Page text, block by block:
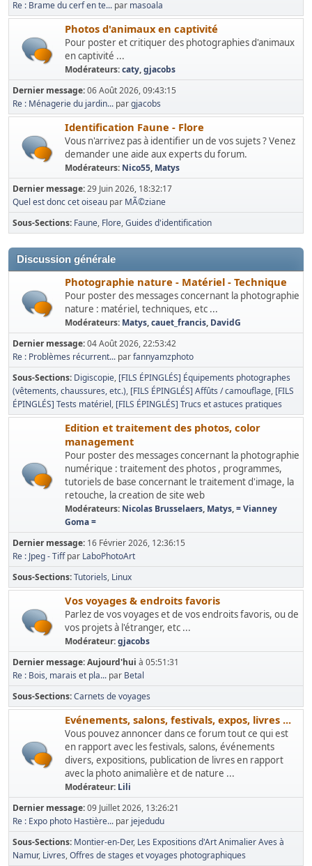
Re : Brame du cerf en te... par masoala
Photos d'animaux en captivité
Pour poster et critiquer des photographies d'animaux
en captivité ...
Modérateurs:caty,gjacobs
Dernier message:06 Août 2026, 09:43:15
Re : Ménagerie du jardin... pargjacobs
Identification Faune - Flore
Vous n'arrivez pas à identifier un de vos sujets ? Venez
demander une aide aux experts du forum.
Modérateurs: Nico55, Matys
Dernier message:29 Juin 2026, 18:32:17
Quel est donc cet oiseau par MÃ©ziane
Sous-Sections Faune Flore Guides d'identification
Discussion générale
Photographie nature - Matériel - Technique
Pour poster des messages concernant la photographie
nature : matériel, techniques, etc ...
Modérateurs: Matys,cauet_francis, DavidG
Dernier message:04 Août 2026, 22:53:42
Re : Problèmes récurrent... parfannyamzphoto
Sous-Sections Digiscopie [FILS ÉPINGLÉS] Équipements photographes
(vêtements, chaussures, etc.) [FILS ÉPINGLÉS] Affûts / camouflage [FILS
ÉPINGLÉS] Tests matériel [FILS ÉPINGLÉS] Trucs et astuces pratiques
Edition et traitement des photos, color
management
Pour poster des messages concernant la photographie
numérique : traitement des photos , programmes,
tutoriels de base concernant le traitement d'image, la
retouche, la creation de site web
Modérateurs: Nicolas Brusselaers, Matys,= Vianney
Goma =
Dernier message: 16 Février 2026, 12:36:15
Re : Jpeg - Tiffpar LaboPhotoArt
Sous-Sections Tutoriels Linux
Vos voyages & endroits favoris
Parlez de vos voyages et de vos endroits favoris, ou de
vos projets à l'étranger, etc ...
Modérateur:gjacobs
Dernier message:Aujourd'hui à 05:51:31
Re : Bois, marais et pla... par Betal
Sous-Sections Carnets de voyages
Evénements, salons, festivals, expos, livres ...
Vous pouvez annoncer dans ce forum tout ce qui est
en rapport avec les festivals, salons, événements
divers, expositions, publication de livres en rapport
avec la photo animalière et de nature ...
Modérateur: Lili
Dernier message:09 Juillet 2026, 13:26:21
Re : Expo photo Hastière... par jejedudu
Sous-Sections Montier-en-Der Les Expositions d'Art Animalier Aves à
Namur Livres Offres de stages et voyages photographiques